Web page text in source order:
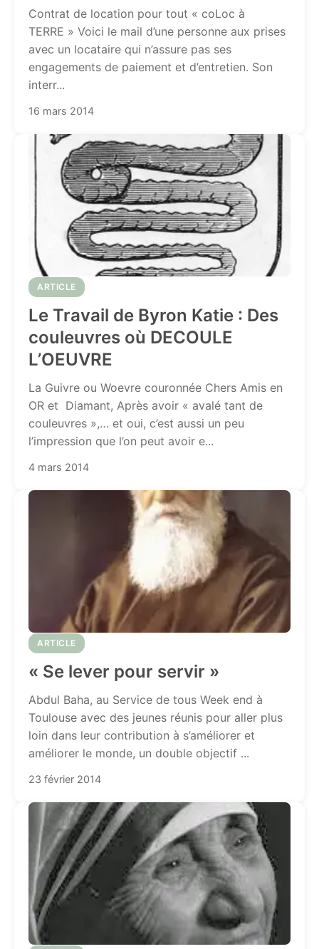
Contrat de location pour tout « coLoc à
TERRE » Voici le mail d’une personne aux prises
avec un locataire qui n’assure pas ses
engagements de paiement et d’entretien. Son
interr...
16 mars 2014
ARTICLE
Le Travail de Byron Katie : Des
couleuvres où DECOULE
L’OEUVRE
La Guivre ou Woevre couronnée Chers Amis en
OR et Diamant, Après avoir « avalé tant de
couleuvres »,… et oui, c’est aussi un peu
l’impression que l’on peut avoir e...
4 mars 2014
ARTICLE
« Se lever pour servir »
Abdul Baha, au Service de tous Week end à
Toulouse avec des jeunes réunis pour aller plus
loin dans leur contribution à s’améliorer et
améliorer le monde, un double objectif ...
23 février 2014